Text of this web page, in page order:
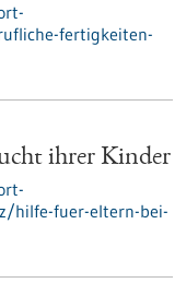
fertigkeiten-
ihrer Kinder
hilfe-fuer-eltern-bei-